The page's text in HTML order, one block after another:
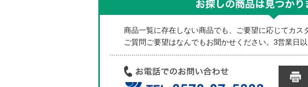
商品一覧に存在しない商品でも、ご要望に応じてカス
ご質問ご要望はなんでもお聞かせください。3営業日